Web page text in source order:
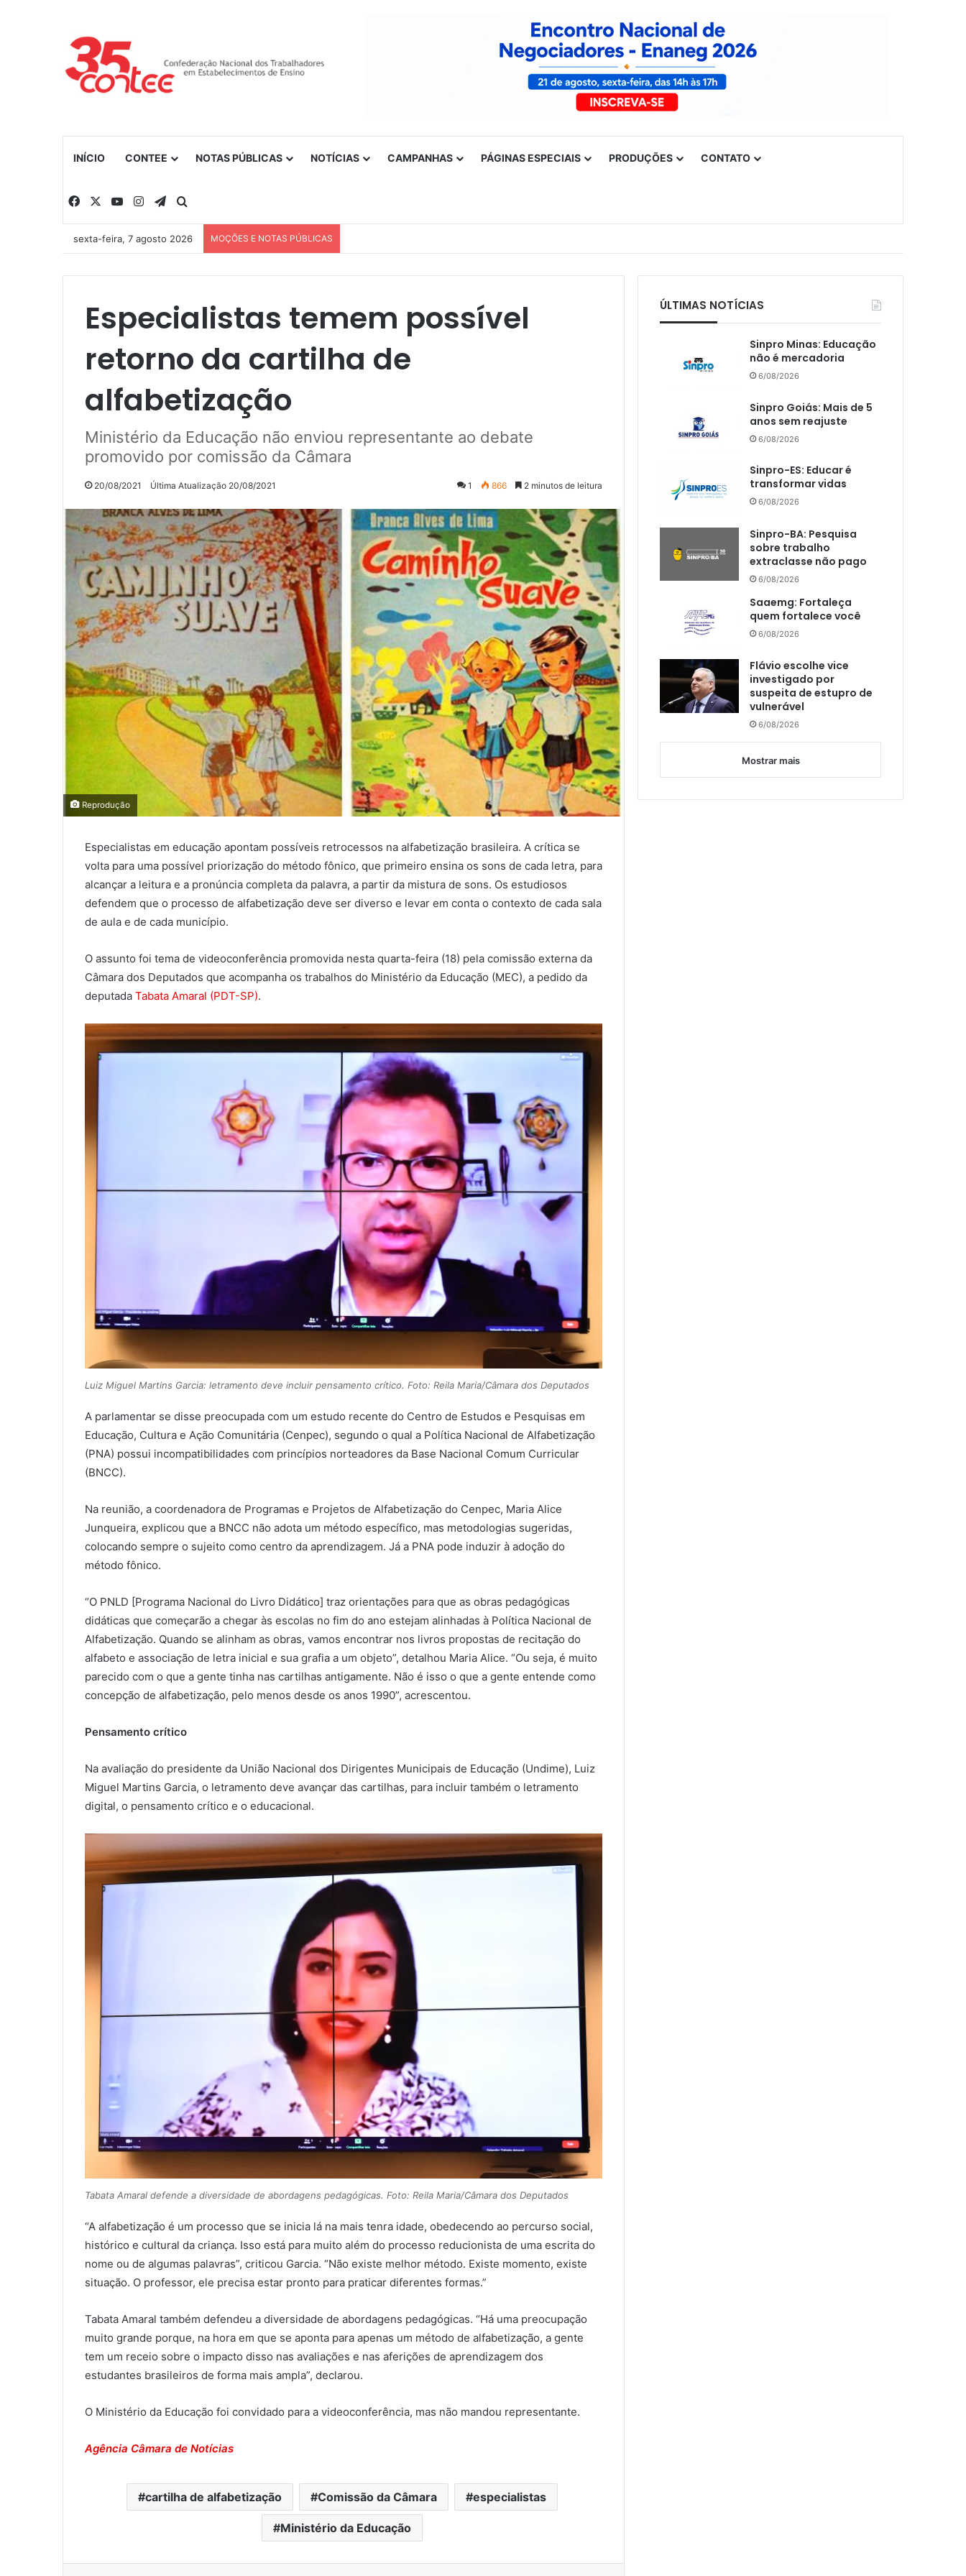
INÍCIO CONTEE NOTAS PÚBLICAS NOTÍCIAS CAMPANHAS PÁGINAS ESPECIAIS PRODUÇÕES CONTATO
Facebook YouTubeInstagramTelegram
sexta-feira, 7 agosto 2026 MOÇÕES E NOTAS PÚBLICAS
Especialistas temem possível
retorno da cartilha de
alfabetização
Ministério da Educação não enviou representante ao debate
promovido por comissão da Câmara
20/08/2021 Última Atualização 20/08/2021 1 866 2 minutos de leitura
Reprodução
Especialistas em educação apontam possíveis retrocessos na alfabetização brasileira. A crítica se
volta para uma possível priorização do método fônico, que primeiro ensina os sons de cada letra, para
alcançar a leitura e a pronúncia completa da palavra, a partir da mistura de sons. Os estudiosos
defendem que o processo de alfabetização deve ser diverso e levar em conta o contexto de cada sala
de aula e de cada município.
O assunto foi tema de videoconferência promovida nesta quarta-feira (18) pela comissão externa da
Câmara dos Deputados que acompanha os trabalhos do Ministério da Educação (MEC), a pedido da
deputada Tabata Amaral (PDT-SP).
Luiz Miguel Martins Garcia: letramento deve incluir pensamento crítico. Foto: Reila Maria/Câmara dos Deputados
A parlamentar se disse preocupada com um estudo recente do Centro de Estudos e Pesquisas em
Educação, Cultura e Ação Comunitária (Cenpec), segundo o qual a Política Nacional de Alfabetização
(PNA) possui incompatibilidades com princípios norteadores da Base Nacional Comum Curricular
(BNCC).
Na reunião, a coordenadora de Programas e Projetos de Alfabetização do Cenpec, Maria Alice
Junqueira, explicou que a BNCC não adota um método específico, mas metodologias sugeridas,
colocando sempre o sujeito como centro da aprendizagem. Já a PNA pode induzir à adoção do
método fônico.
“O PNLD [Programa Nacional do Livro Didático] traz orientações para que as obras pedagógicas
didáticas que começarão a chegar às escolas no fim do ano estejam alinhadas à Política Nacional de
Alfabetização. Quando se alinham as obras, vamos encontrar nos livros propostas de recitação do
alfabeto e associação de letra inicial e sua grafia a um objeto”, detalhou Maria Alice. “Ou seja, é muito
parecido com o que a gente tinha nas cartilhas antigamente. Não é isso o que a gente entende como
concepção de alfabetização, pelo menos desde os anos 1990”, acrescentou.
Pensamento crítico
Na avaliação do presidente da União Nacional dos Dirigentes Municipais de Educação (Undime), Luiz
Miguel Martins Garcia, o letramento deve avançar das cartilhas, para incluir também o letramento
digital, o pensamento crítico e o educacional.
Tabata Amaral defende a diversidade de abordagens pedagógicas. Foto: Reila Maria/Câmara dos Deputados
“A alfabetização é um processo que se inicia lá na mais tenra idade, obedecendo ao percurso social,
histórico e cultural da criança. Isso está para muito além do processo reducionista de uma escrita do
nome ou de algumas palavras”, criticou Garcia. “Não existe melhor método. Existe momento, existe
situação. O professor, ele precisa estar pronto para praticar diferentes formas.”
Tabata Amaral também defendeu a diversidade de abordagens pedagógicas. “Há uma preocupação
muito grande porque, na hora em que se aponta para apenas um método de alfabetização, a gente
tem um receio sobre o impacto disso nas avaliações e nas aferições de aprendizagem dos
estudantes brasileiros de forma mais ampla”, declarou.
O Ministério da Educação foi convidado para a videoconferência, mas não mandou representante.
Agência Câmara de Notícias
cartilha de alfabetização Comissão da Câmara especialistas
Ministério da Educação
ÚLTIMAS NOTÍCIAS
Sinpro Minas: Educação
não é mercadoria
6/08/2026
Sinpro Goiás: Mais de 5
anos sem reajuste
6/08/2026
Sinpro-ES: Educar é
transformar vidas
6/08/2026
Sinpro-BA: Pesquisa
sobre trabalho
extraclasse não pago
6/08/2026
Saaemg: Fortaleça
quem fortalece você
6/08/2026
Flávio escolhe vice
investigado por
suspeita de estupro de
vulnerável
6/08/2026
Mostrar mais